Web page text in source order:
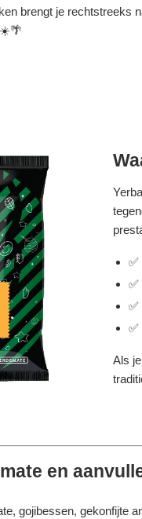
brengt je rechtstreeks
☀️🌴
✅
✅
Als
en
gojibessen, gekonfijte